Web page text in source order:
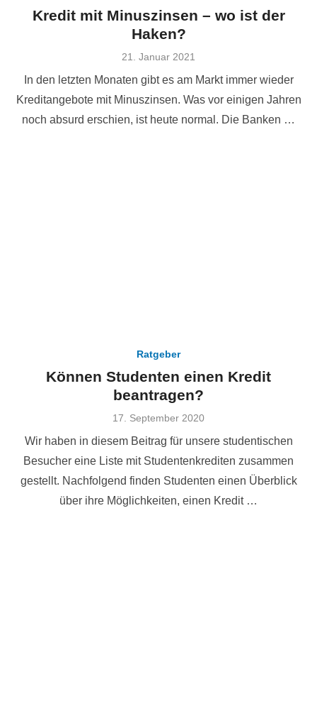
Kredit mit Minuszinsen – wo ist der
Haken?
Veröffentlicht
21. Januar 2021
In den letzten Monaten gibt es am Markt immer wieder
Kreditangebote mit Minuszinsen. Was vor einigen Jahren
noch absurd erschien, ist heute normal. Die Banken …
Ratgeber
Können Studenten einen Kredit
beantragen?
Veröffentlicht
17. September 2020
Wir haben in diesem Beitrag für unsere studentischen
Besucher eine Liste mit Studentenkrediten zusammen
gestellt. Nachfolgend finden Studenten einen Überblick
über ihre Möglichkeiten, einen Kredit …